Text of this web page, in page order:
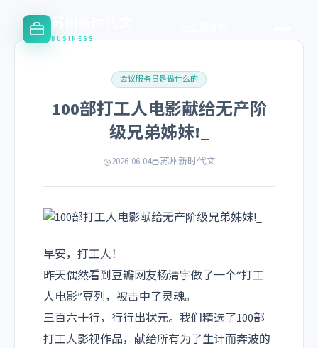
苏州新时代文
BUSINESS
会议服务员是做什么的
100部打工人电影献给无产阶
级兄弟姊妹!_
2026-06-04 苏州新时代文
早安，打工人！
昨天偶然看到豆瓣网友杨清宇做了一个“打工
人电影”豆列，被击中了灵魂。
三百六十行，行行出状元。我们精选了100部
打工人影视作品，献给所有为了生计而奔波的